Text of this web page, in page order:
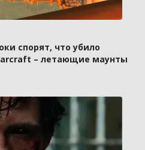
спорят, что убило
– летающие маунты